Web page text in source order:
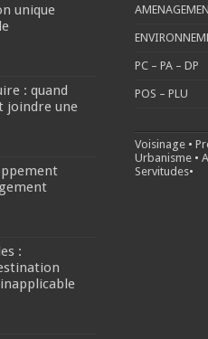
unique
: quand
joindre une
:
PC – PA – DP
POS – PLU
Voisinage•
Urbanisme•
Servitudes•